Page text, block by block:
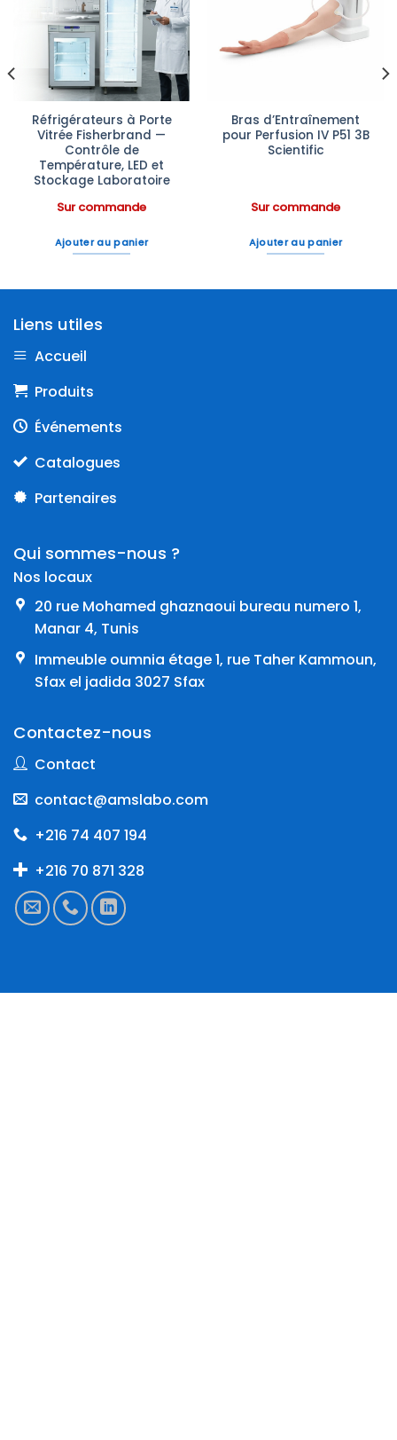
Ajouter
à la liste
d’envies
Réfrigérateurs à Porte
Vitrée Fisherbrand —
Contrôle de
Température, LED et
Stockage Laboratoire
Sur commande
Ajouter au panier
Ajouter
à la liste
d’envies
Bras d’Entraînement
pour Perfusion IV P51 3B
Scientific
Sur commande
Ajouter au panier
Liens utiles
Accueil
Produits
Événements
Catalogues
Partenaires
Qui sommes-nous ?
Nos locaux
20 rue Mohamed ghaznaoui bureau numero 1,
Manar 4, Tunis
Immeuble oumnia étage 1, rue Taher Kammoun,
Sfax el jadida 3027 Sfax
Contactez-nous
Contact
contact@amslabo.com
+216 74 407 194
+216 70 871 328